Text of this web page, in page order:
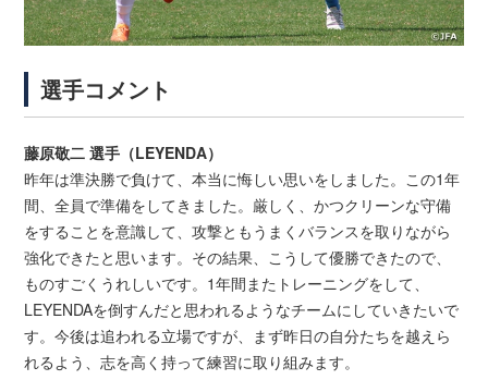
選手コメント
藤原敬二 選手（LEYENDA）
昨年は準決勝で負けて、本当に悔しい思いをしました。この1年
間、全員で準備をしてきました。厳しく、かつクリーンな守備
をすることを意識して、攻撃ともうまくバランスを取りながら
強化できたと思います。その結果、こうして優勝できたので、
ものすごくうれしいです。1年間またトレーニングをして、
LEYENDAを倒すんだと思われるようなチームにしていきたいで
す。今後は追われる立場ですが、まず昨日の自分たちを越えら
れるよう、志を高く持って練習に取り組みます。